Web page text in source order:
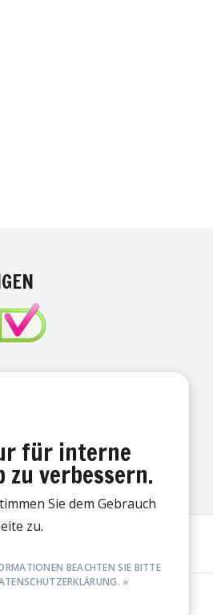
für interne
zu verbessern.
Sie dem Gebrauch
zu.
BEACHTEN SIE BITTE
»